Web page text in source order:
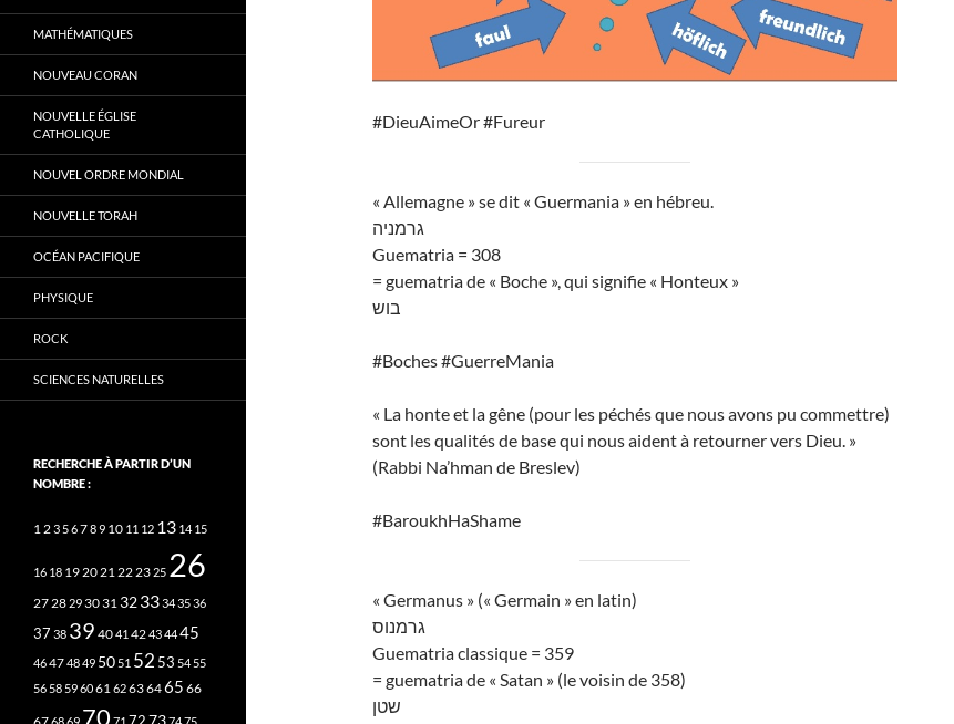
#DieuAimeOr #Fureur
« Allemagne » se dit « Guermania » en hébreu.
גרמניה
Guematria = 308
= guematria de « Boche », qui signifie « Honteux »
בוש
#Boches #GuerreMania
« La honte et la gêne (pour les péchés que nous avons pu commettre)
sont les qualités de base qui nous aident à retourner vers Dieu. »
(Rabbi Na’hman de Breslev)
#BaroukhHaShame
« Germanus » (« Germain » en latin)
גרמנוס
Guematria classique = 359
= guematria de « Satan » (le voisin de 358)
שטן
MATHÉMATIQUES
NOUVEAU CORAN
NOUVELLE ÉGLISE
CATHOLIQUE
NOUVEL ORDRE MONDIAL
NOUVELLE TORAH
OCÉAN PACIFIQUE
PHYSIQUE
ROCK
SCIENCES NATURELLES
RECHERCHE À PARTIR D’UN
NOMBRE :
1 23 56789 10 11 12 13 14 15
16 18 1920212223 25 26
27 28 293031 3233343536
37 38 39 4041 42434445
46474849 50 51 52 53 54 55
56 58 596061 62636465 66
70 73